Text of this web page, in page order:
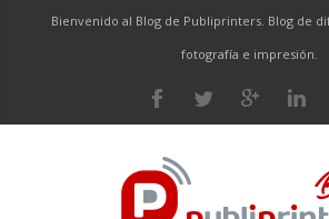
Bienvenido al Blog de Publiprinters. Blog de
fotografía e impresión.